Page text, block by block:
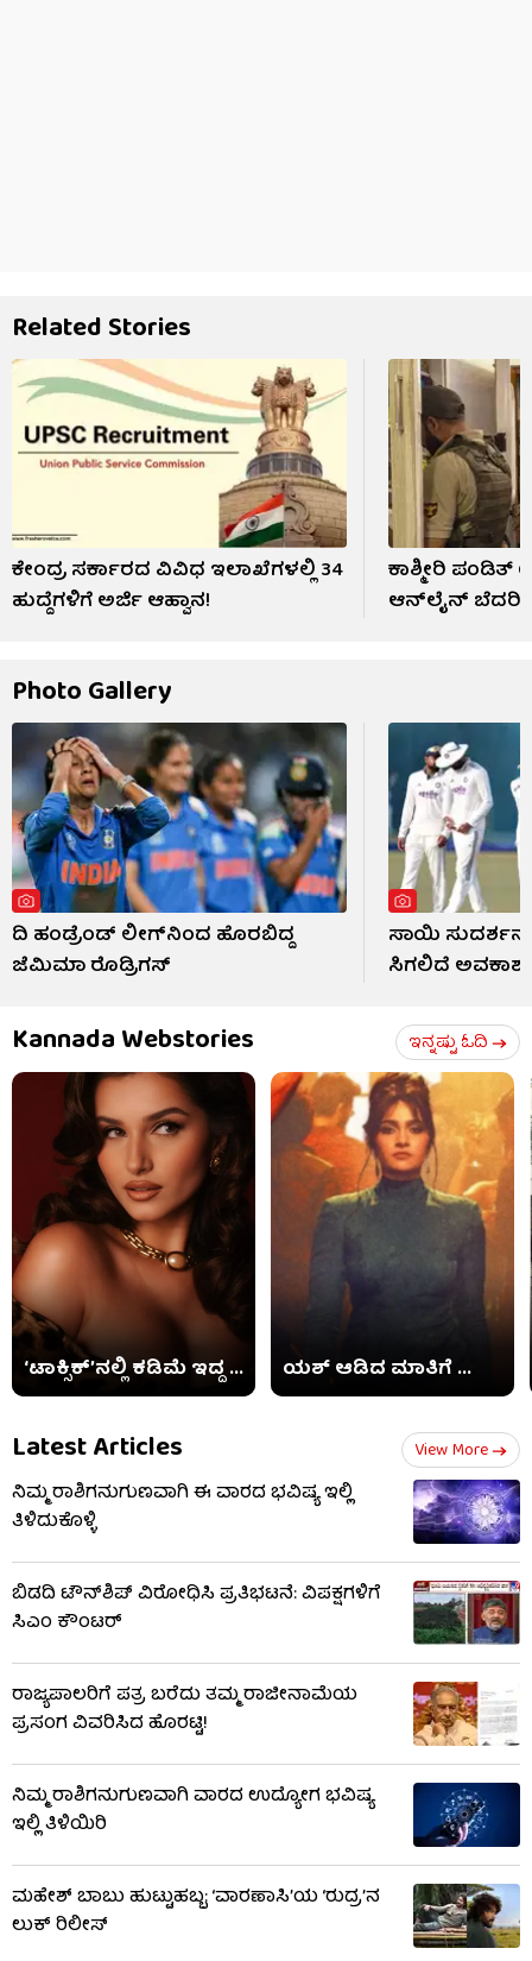
Related Stories
ಕೇಂದ್ರ ಸರ್ಕಾರದ ವಿವಿಧ ಇಲಾಖೆಗಳಲ್ಲಿ 34
ಹುದ್ದೆಗಳಿಗೆ ಅರ್ಜಿ ಆಹ್ವಾನ!
ಕಾಶ್ಮೀರಿ
ಆನ್​ಲೈನ್ ಬೆದರಿಕೆ
Photo Gallery
ದಿ ಹಂಡ್ರೆಂಡ್ ಲೀಗ್​ನಿಂದ ಹೊರಬಿದ್ದ
ಜೆಮಿಮಾ ರೊಡ್ರಿಗಸ್
ಸಾಯಿ
ಸಿಗಲಿದೆ
Kannada Webstories ಇನ್ನಷ್ಟು ಓದಿ
‘ಟಾಕ್ಸಿಕ್​’ನಲ್ಲಿ ಕಡಿಮೆ ಇದ್ದ ... ಯಶ್ ಆಡಿದ ಮಾತಿಗೆ ...
Latest Articles View More
ನಿಮ್ಮ ರಾಶಿಗನುಗುಣವಾಗಿ ಈ ವಾರದ ಭವಿಷ್ಯ ಇಲ್ಲಿ
ತಿಳಿದುಕೊಳ್ಳಿ
ಬಿಡದಿ ಟೌನ್‌ಶಿಪ್‌ ವಿರೋಧಿಸಿ ಪ್ರತಿಭಟನೆ: ವಿಪಕ್ಷಗಳಿಗೆ
ಸಿಎಂ ಕೌಂಟರ್
ರಾಜ್ಯಪಾಲರಿಗೆ ಪತ್ರ ಬರೆದು ತಮ್ಮ ರಾಜೀನಾಮೆಯ
ಪ್ರಸಂಗ ವಿವರಿಸಿದ ಹೊರಟ್ಟಿ!
ನಿಮ್ಮ ರಾಶಿಗನುಗುಣವಾಗಿ ವಾರದ ಉದ್ಯೋಗ ಭವಿಷ್ಯ
ಇಲ್ಲಿ ತಿಳಿಯಿರಿ
ಮಹೇಶ್ ಬಾಬು ಹುಟ್ಟುಹಬ್ಬ: ‘ವಾರಣಾಸಿ’ಯ ‘ರುದ್ರ’ನ
ಲುಕ್ ರಿಲೀಸ್